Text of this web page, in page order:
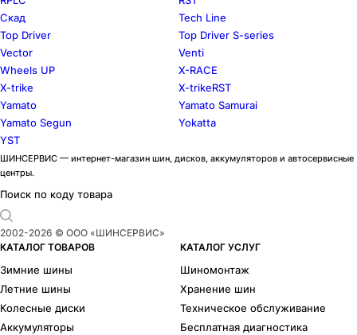
Скад
Tech Line
Top Driver
Top Driver S-series
Vector
Venti
Wheels UP
X-RACE
X-trike
X-trikeRST
Yamato
Yamato Samurai
Yamato Segun
Yokatta
YST
ШИНСЕРВИС — интернет-магазин шин, дисков, аккумуляторов и автосервисные
центры.
Поиск по коду товара
2002-2026 © ООО «ШИНСЕРВИС»
КАТАЛОГ ТОВАРОВ
Зимние шины
Летние шины
Колесные диски
Аккумуляторы
КАТАЛОГ УСЛУГ
Шиномонтаж
Хранение шин
Техническое обслуживание
Бесплатная диагностика